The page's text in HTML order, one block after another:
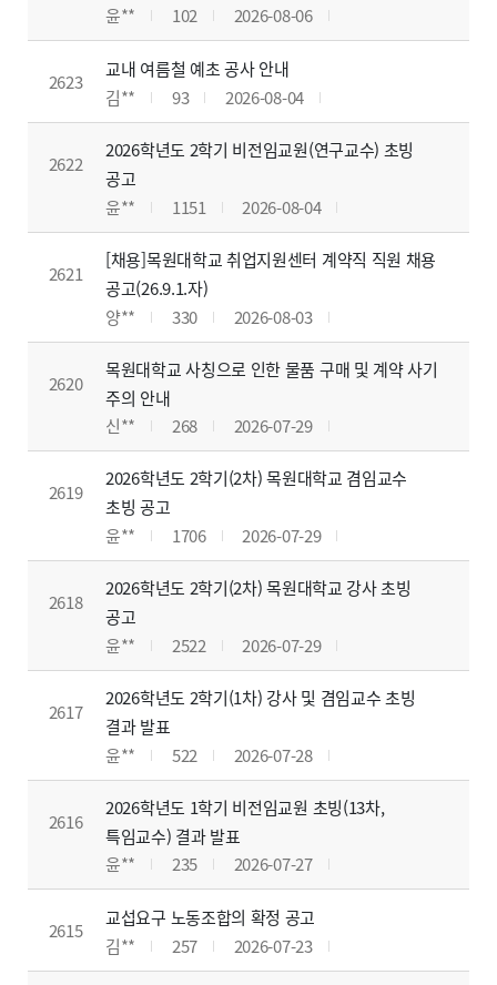
윤**
102 2026-08-06
2623
교내 여름철 예초 공사 안내
김**
93 2026-08-04
2622
2026학년도 2학기 비전임교원(연구교수) 초빙
공고
윤**
1151 2026-08-04
2621
[채용]목원대학교 취업지원센터 계약직 직원 채용
공고(26.9.1.자)
양**
330 2026-08-03
2620
목원대학교 사칭으로 인한 물품 구매 및 계약 사기
주의 안내
신**
268 2026-07-29
2619
2026학년도 2학기(2차) 목원대학교 겸임교수
초빙 공고
윤**
1706 2026-07-29
2618
2026학년도 2학기(2차) 목원대학교 강사 초빙
공고
윤**
2522 2026-07-29
2617
2026학년도 2학기(1차) 강사 및 겸임교수 초빙
결과 발표
윤**
522 2026-07-28
2616
2026학년도 1학기 비전임교원 초빙(13차,
특임교수) 결과 발표
윤**
235 2026-07-27
2615
교섭요구 노동조합의 확정 공고
김**
257 2026-07-23